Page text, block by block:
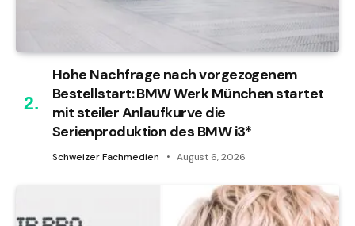
Hohe Nachfrage nach vorgezogenem
Bestellstart: BMW Werk München startet
mit steiler Anlaufkurve die
Serienproduktion des BMW i3*
Schweizer Fachmedien August 6, 2026